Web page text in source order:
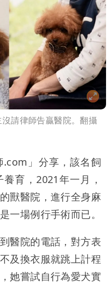
請律師告贏醫院。翻攝
.com」分享，該名飼
育，2021年一月，
獸醫院，進行全身麻
一場例行手術而已。
醫院的電話，對方表
及換衣服就跳上計程
她嘗試自行為愛犬實